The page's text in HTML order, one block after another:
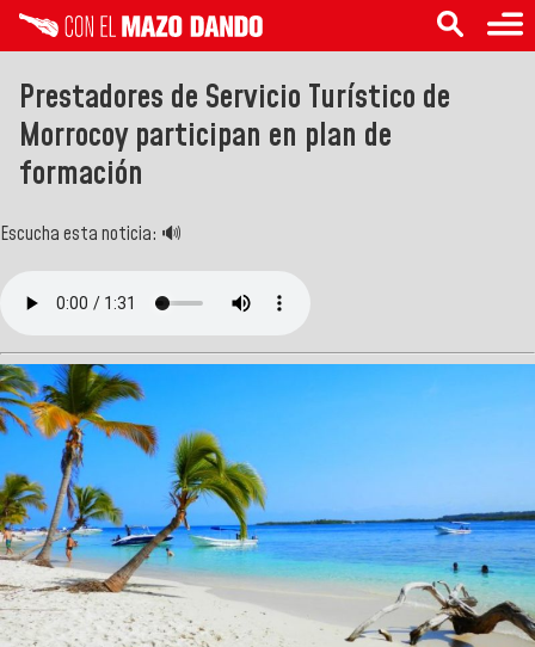
Prestadores de Servicio Turístico de
Morrocoy participan en plan de
formación
Escucha esta noticia: 🔊